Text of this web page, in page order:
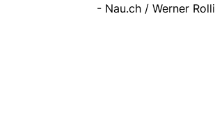
- Nau.ch / Werner Rolli